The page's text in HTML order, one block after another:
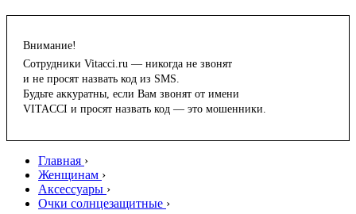
Внимание!
Сотрудники Vitacci.ru — никогда не звонят
и не просят назвать код из SMS.
Будьте аккуратны, если Вам звонят от имени
VITACCI и просят назвать код — это мошенники.
Главная ›
Женщинам ›
Аксессуары ›
Очки солнцезащитные ›